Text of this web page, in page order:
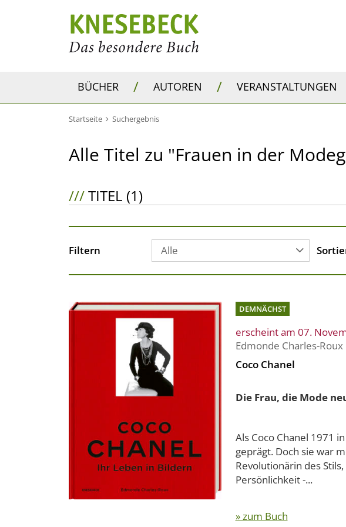
BÜCHER / AUTOREN / VERANSTALTUNGEN
Startseite Suchergebnis
Alle Titel zu "Frauen in der
///TITEL (1)
Filtern Alle
DEMNÄCHST
erscheint am 07.
Edmonde Charles-Roux
Coco Chanel
Die Frau, die Mode
Als Coco Chanel 1971
geprägt. Doch sie war
Revolutionärin des
Persönlichkeit -...
» zum Buch